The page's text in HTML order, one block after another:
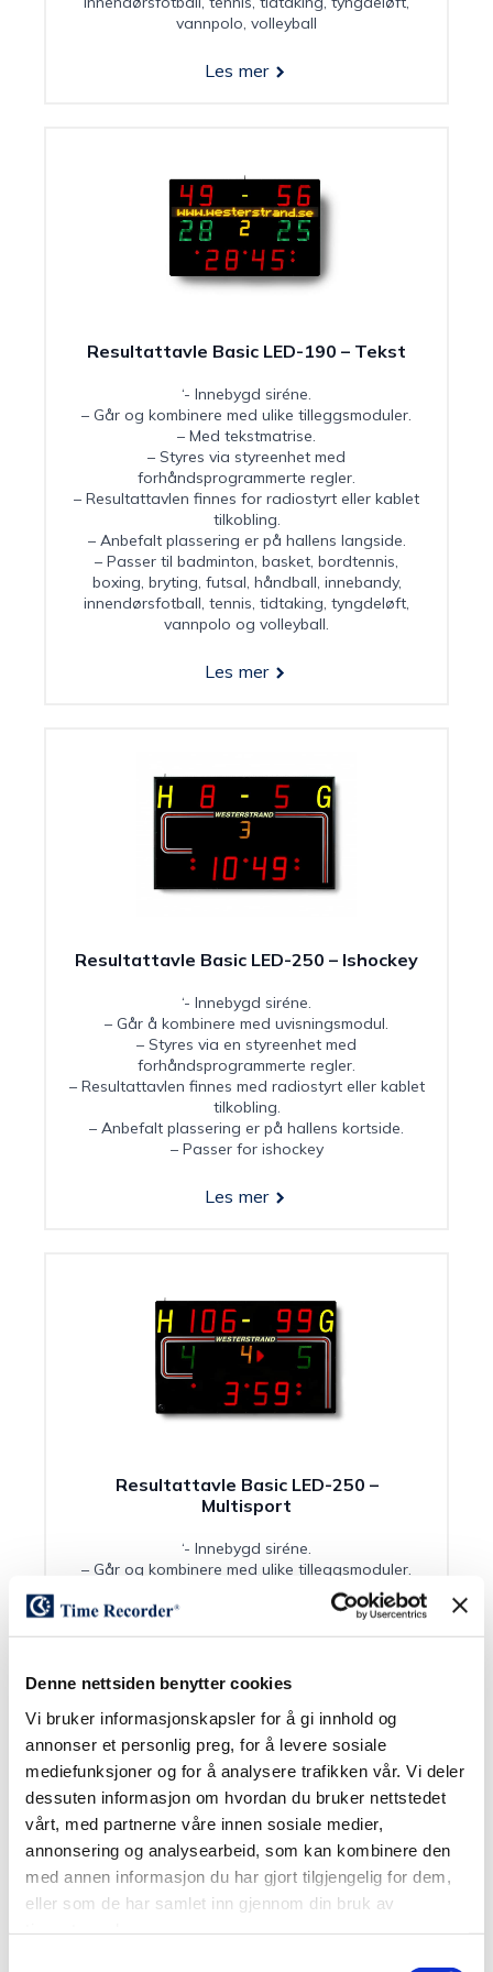
Denne nettsiden benytter cookies
Vi bruker informasjonskapsler for å gi innhold og
annonser et personlig preg, for å levere sosiale
mediefunksjoner og for å analysere trafikken vår. Vi deler
dessuten informasjon om hvordan du bruker nettstedet
vårt, med partnerne våre innen sosiale medier,
annonsering og analysearbeid, som kan kombinere den
med annen informasjon du har gjort tilgjengelig for dem,
eller som de har samlet inn gjennom din bruk av
vannpolo, volleyball
Les mer
Resultattavle Basic LED-190 – Tekst
‘- Innebygd siréne.
– Går og kombinere med ulike tilleggsmoduler.
– Med tekstmatrise.
– Styres via styreenhet med
forhåndsprogrammerte regler.
– Resultattavlen finnes for radiostyrt eller kablet
tilkobling.
– Anbefalt plassering er på hallens langside.
– Passer til badminton, basket, bordtennis,
boxing, bryting, futsal, håndball, innebandy,
innendørsfotball, tennis, tidtaking, tyngdeløft,
vannpolo og volleyball.
Les mer
Resultattavle Basic LED-250 – Ishockey
‘- Innebygd siréne.
– Går å kombinere med uvisningsmodul.
– Styres via en styreenhet med
forhåndsprogrammerte regler.
– Resultattavlen finnes med radiostyrt eller kablet
tilkobling.
– Anbefalt plassering er på hallens kortside.
– Passer for ishockey
Les mer
Resultattavle Basic LED-250 –
Multisport
‘- Innebygd siréne.
– Går og kombinere med ulike tilleggsmoduler.
– Styres via styreenhet med
forhåndsprogrammerte regler.
– Resultattavlen finnes med radiostyrt eller kablet
– Anbefalt plassering er på hallens kortside.
– Passer til badminton, basket, bordtennis,
boksing, bryting, futsal, håndball, innebandy,
innendørsfotball, tennis, tidtaking, tyngdeløft,
vannpolo og volleyball.
Les mer